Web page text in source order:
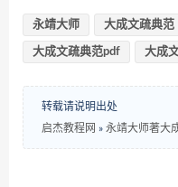
永靖大师 大成文疏典范
大成文疏典范pdf 大成
转载请说明出处
启杰教程网 » 永靖大师著大